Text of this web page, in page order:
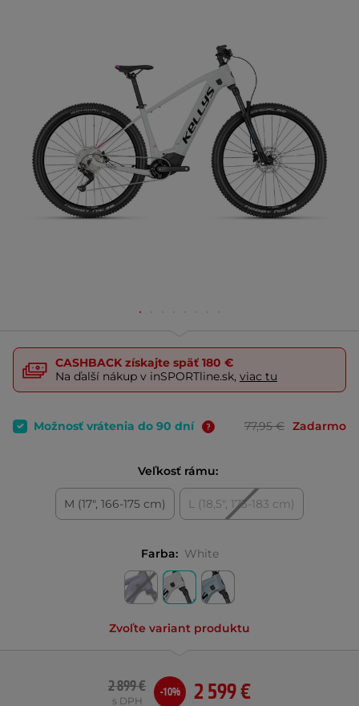
CASHBACK získajte späť 180 €
Na ďalší nákup v inSPORTline.sk, viac tu
Možnosť vrátenia do 90 dní 77,95 € Zadarmo
Veľkosť rámu:
M (17", 166-175 cm) L (18,5", 173-183 cm)
Farba: White
Zvoľte variant produktu
2 599 €
2 899 €
s DPH
-10%